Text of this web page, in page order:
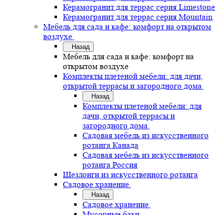
Керамогранит для террас серия Limestone
Керамогранит для террас серия Mountain
Мебель для сада и кафе: комфорт на открытом
воздухе
Назад
Мебель для сада и кафе: комфорт на
открытом воздухе
Комплекты плетеной мебели: для дачи,
открытой террасы и загородного дома
Назад
Комплекты плетеной мебели: для
дачи, открытой террасы и
загородного дома
Садовая мебель из искусственного
ротанга Канада
Садовая мебель из искусственного
ротанга Россия
Шезлонги из искусственного ротанга
Садовое хранение
Назад
Садовое хранение